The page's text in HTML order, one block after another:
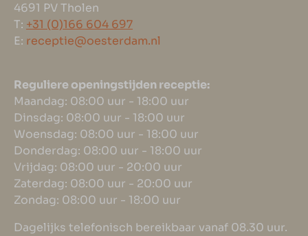
4691 PV Tholen
T: +31 (0)166 604 697
E: receptie@oesterdam.nl
Reguliere openingstijden receptie:
Maandag: 08:00 uur - 18:00 uur
Dinsdag: 08:00 uur - 18:00 uur
Woensdag: 08:00 uur - 18:00 uur
Donderdag: 08:00 uur - 18:00 uur
Vrijdag: 08:00 uur - 20:00 uur
Zaterdag: 08:00 uur - 20:00 uur
Zondag: 08:00 uur - 18:00 uur
Dagelijks telefonisch bereikbaar vanaf 08.30 uur.